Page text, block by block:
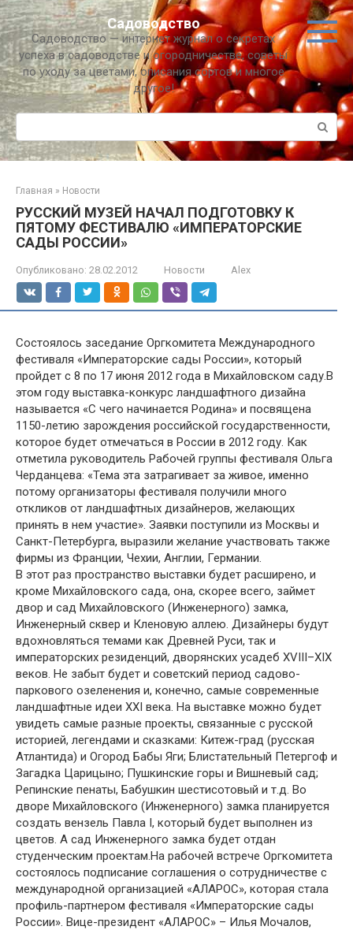
Перейти
к
контенту
Садоводство
Садоводство — интернет журнал о секретах
успеха в садоводстве и огородничестве, советы
по уходу за цветами, описания сортов и многое
другое!
Поиск:
Главная » Новости
РУССКИЙ МУЗЕЙ НАЧАЛ ПОДГОТОВКУ К
ПЯТОМУ ФЕСТИВАЛЮ «ИМПЕРАТОРСКИЕ
САДЫ РОССИИ»
Опубликовано: 28.02.2012 Новости Alex
Cостоялось заседание Оргкомитета Международного
фестиваля «Императорские сады России», который
пройдет с 8 по 17 июня 2012 года в Михайловском саду.В
этом году выставка-конкурс ландшафтного дизайна
называется «С чего начинается Родина» и посвящена
1150-летию зарождения российской государственности,
которое будет отмечаться в России в 2012 году. Как
отметила руководитель Рабочей группы фестиваля Ольга
Черданцева: «Тема эта затрагивает за живое, именно
потому организаторы фестиваля получили много
откликов от ландшафтных дизайнеров, желающих
принять в нем участие». Заявки поступили из Москвы и
Санкт-Петербурга, выразили желание участвовать также
фирмы из Франции, Чехии, Англии, Германии.
В этот раз пространство выставки будет расширено, и
кроме Михайловского сада, она, скорее всего, займет
двор и сад Михайловского (Инженерного) замка,
Инженерный сквер и Кленовую аллею. Дизайнеры будут
вдохновляться темами как Древней Руси, так и
императорских резиденций, дворянских усадеб XVIII–XIX
веков. Не забыт будет и советский период садово-
паркового озеленения и, конечно, самые современные
ландшафтные идеи XXI века. На выставке можно будет
увидеть самые разные проекты, связанные с русской
историей, легендами и сказками: Китеж-град (русская
Атлантида) и Огород Бабы Яги; Блистательный Петергоф и
Загадка Царицыно; Пушкинские горы и Вишневый сад;
Репинские пенаты, Бабушкин шестисотовый и т.д. Во
дворе Михайловского (Инженерного) замка планируется
создать вензель Павла I, который будет выполнен из
цветов. А сад Инженерного замка будет отдан
студенческим проектам.На рабочей встрече Оргкомитета
состоялось подписание соглашения о сотрудничестве с
международной организацией «АЛАРОС», которая стала
профиль-партнером фестиваля «Императорские сады
России». Вице-президент «АЛАРОС» – Илья Мочалов,